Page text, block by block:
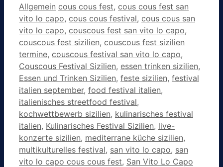
Kategorien
Allgemein Schlagwörter
cous cous fest, cous cous fest san
vito lo capo, cous cous festival, cous cous san
vito lo capo, couscous fest san vito lo capo,
couscous fest sizilien, couscous fest sizilien
termine, couscous festival san vito lo capo,
Couscous Festival Sizilien, essen trinken sizilien,
Essen und Trinken Sizilien, feste sizilien, festival
italien september, food festival italien,
italienisches streetfood festival,
kochwettbewerb sizilien, kulinarisches festival
italien, Kulinarisches Festival Sizilien, live-
konzerte sizilien, mediterrane küche sizilien,
multikulturelles festival, san vito lo capo, san
vito lo capo cous cous fest, San Vito Lo Capo